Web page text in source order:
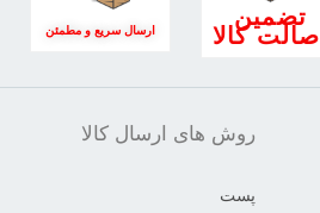
تضمین
اصالت کالا ارسال سریع و مطمئن
روش های ارسال کالا
پست